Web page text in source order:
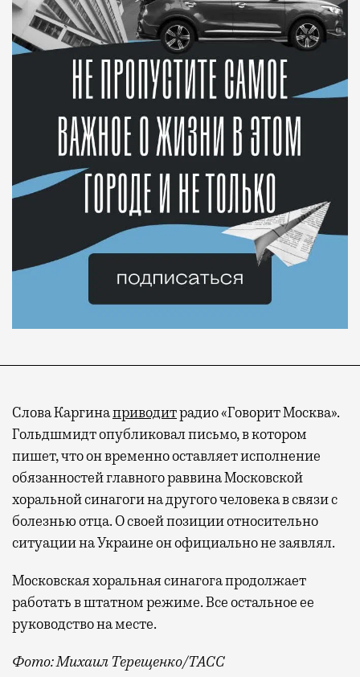
Слова Каргинаприводитрадио «Говорит Москва».
Гольдшмидт опубликовал письмо, в котором
пишет, что он временно оставляет исполнение
обязанностей главного раввина Московской
хоральной синагоги на другого человека в связи с
болезнью отца. О своей позиции относительно
ситуации на Украине он официально не заявлял.
Московская хоральная синагога продолжает
работать в штатном режиме. Все остальное ее
руководство на месте.
Фото: Михаил Терещенко/ТАСС